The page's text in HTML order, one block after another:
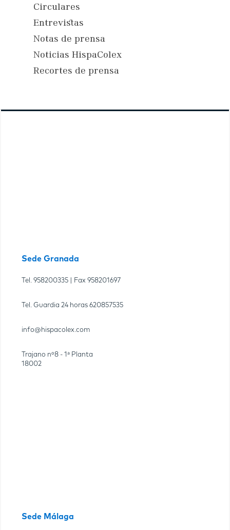
Circulares
Entrevistas
Notas de prensa
Noticias HispaColex
Recortes de prensa
Sede Granada
Tel. 958200335 | Fax 958201697
Tel. Guardia 24 horas 620857535
info@hispacolex.com
Trajano nº8 - 1ª Planta
18002
Sede Málaga